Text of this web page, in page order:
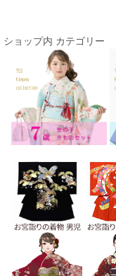
ショップ内 カテゴリー